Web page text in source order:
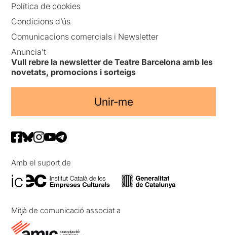
Política de cookies
Condicions d’ús
Comunicacions comercials i Newsletter
Anuncia’t
Vull rebre la newsletter de Teatre Barcelona amb les
novetats, promocions i sorteigs
Unir-me
Amb el suport de
Mitjà de comunicació associat a